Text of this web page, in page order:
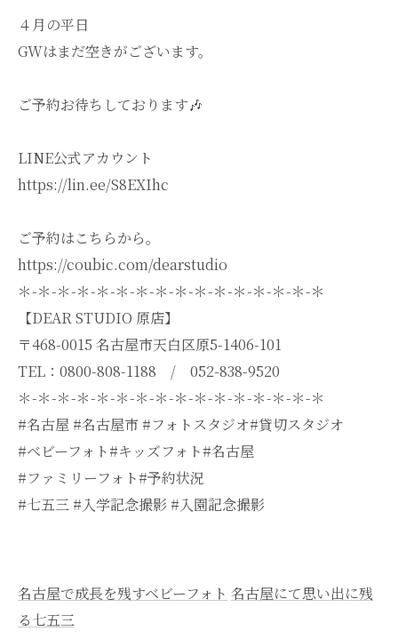
４月の平日
GWはまだ空きがございます。
ご予約お待ちしております🎶
LINE公式アカウント
https://lin.ee/S8EXIhc
ご予約はこちらから。
https://coubic.com/dearstudio
＊-＊-＊-＊-＊-＊-＊-＊-＊-＊-＊-＊-＊-＊-＊-＊
【DEAR STUDIO 原店】
〒468-0015 名古屋市天白区原5-1406-101
TEL：0800-808-1188 / 052-838-9520
＊-＊-＊-＊-＊-＊-＊-＊-＊-＊-＊-＊-＊-＊-＊-＊
#名古屋 #名古屋市 #フォトスタジオ#貸切スタジオ
#ベビーフォト#キッズフォト#名古屋
#ファミリーフォト#予約状況
#七五三 #入学記念撮影 #入園記念撮影
名古屋で成長を残すベビーフォト 名古屋にて思い出に残
る七五三